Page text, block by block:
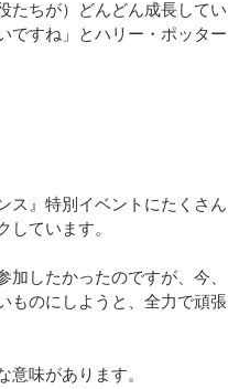
たちが）どんどん成長してい
ですね」とハリー・ポッター
ス』特別イベントにたくさん
しています。
したかったのですが、今、
ものにしようと、全力で頑張
意味があります。